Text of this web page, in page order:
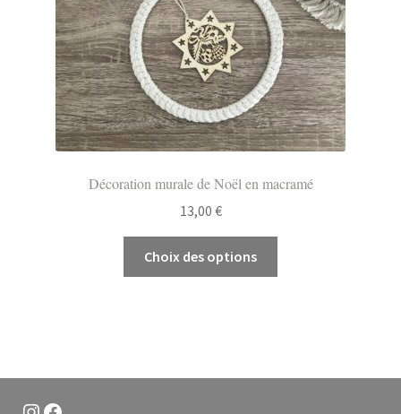
Décoration murale de Noël en macramé
13,00 €
Choix des options
options